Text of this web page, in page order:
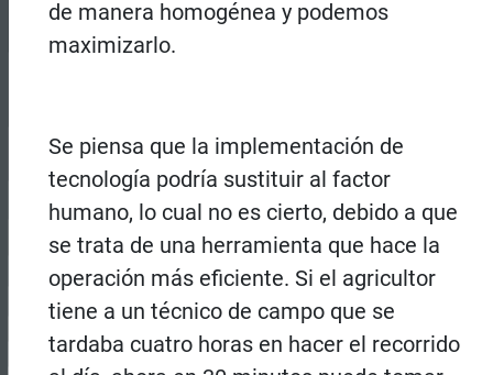
de manera homogénea y podemos
maximizarlo.
Se piensa que la implementación de
tecnología podría sustituir al factor
humano, lo cual no es cierto, debido a que
se trata de una herramienta que hace la
operación más eficiente. Si el agricultor
tiene a un técnico de campo que se
tardaba cuatro horas en hacer el recorrido